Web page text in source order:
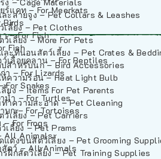
ละสายจูง – Pet Collars & Leashes
เลี้ยง – Pet Clothes
เลี้ยง – More For Pets
ะที่นอนสัตว์เลี้ยง – Pet Crates &
สำหรับนก – Bird Accessories
ความร้อน – Heat Light Bulb
ยง – Items For Pet Parents
ำความสะอาด – Pet Cleaning
ว์เลี้ยง – Pet Carriers
เลี้ยง – Pet Prams
ต่งขนสัตว์เลี้ยง – Pet Grooming
ฝึกสัตว์เลี้ยง – Pet Training Supplies
ร์แคท – For Meerkats
Birds
– For Fish
Fish
เลื้อยคลาน – For Reptiles
า – For Lizards
For Snakes
น้ำ – For Turtles
บก – For Tortoises
For Frogs
All Animals
ตว์ – All Animals